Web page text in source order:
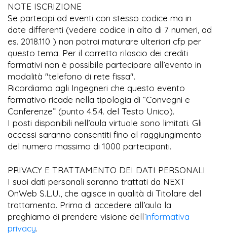
NOTE ISCRIZIONE
Se partecipi ad eventi con stesso codice ma in
date differenti (vedere codice in alto di 7 numeri, ad
es. 2018.110 ) non potrai maturare ulteriori cfp per
questo tema. Per il corretto rilascio dei crediti
formativi non è possibile partecipare all’evento in
modalità "telefono di rete fissa".
Ricordiamo agli Ingegneri che questo evento
formativo ricade nella tipologia di “Convegni e
Conferenze” (punto 4.5.4. del Testo Unico).
I posti disponibili nell’aula virtuale sono limitati. Gli
accessi saranno consentiti fino al raggiungimento
del numero massimo di 1000 partecipanti.
PRIVACY E TRATTAMENTO DEI DATI PERSONALI
I suoi dati personali saranno trattati da NEXT
OnWeb S.L.U., che agisce in qualità di Titolare del
trattamento. Prima di accedere all’aula la
preghiamo di prendere visione dell’informativa
privacy.